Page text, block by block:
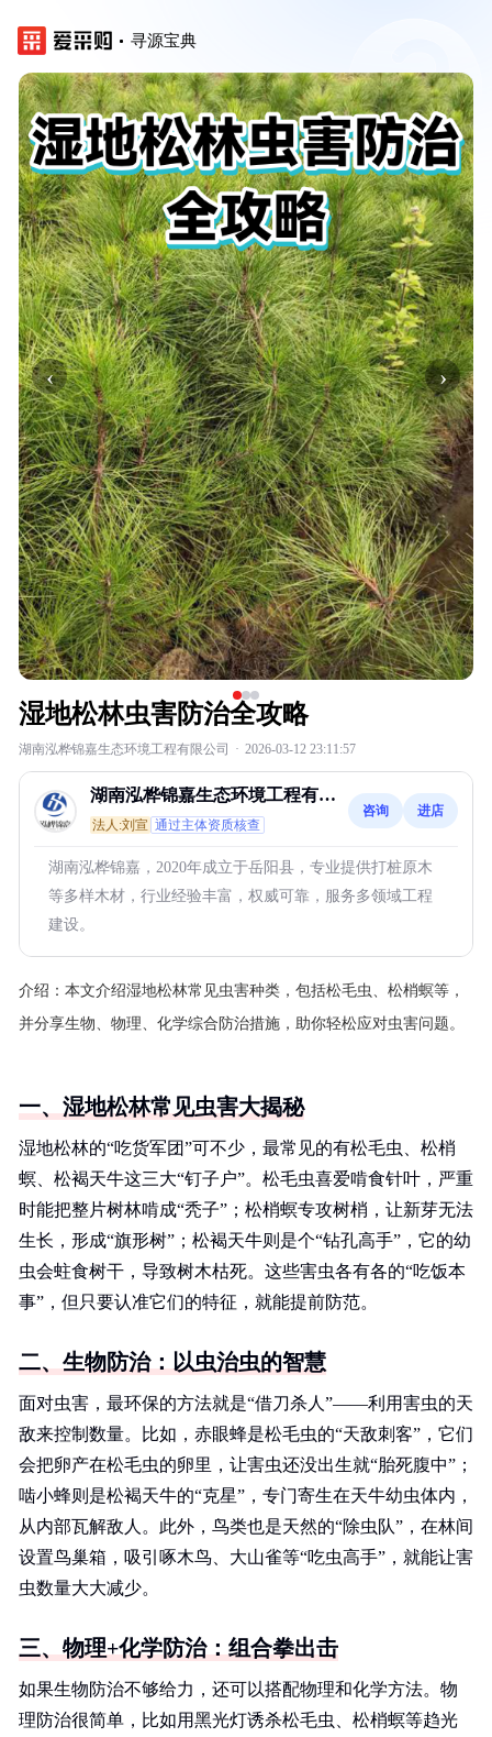
寻源宝典
‹ ›
湿地松林虫害防治全攻略
湖南泓桦锦嘉生态环境工程有限公司 · 2026-03-12 23:11:57
湖南泓桦锦嘉生态环境工程有限
公司
法人:刘宣 通过主体资质核查
咨询 进店
湖南泓桦锦嘉，2020年成立于岳阳县，专业提供打桩原木
等多样木材，行业经验丰富，权威可靠，服务多领域工程
建设。
介绍： 本文介绍湿地松林常见虫害种类，包括松毛虫、松梢螟等，
并分享生物、物理、化学综合防治措施，助你轻松应对虫害问题。
一、湿地松林常见虫害大揭秘
湿地松林的“吃货军团”可不少，最常见的有松毛虫、松梢
螟、松褐天牛这三大“钉子户”。松毛虫喜爱啃食针叶，严重
时能把整片树林啃成“秃子”；松梢螟专攻树梢，让新芽无法
生长，形成“旗形树”；松褐天牛则是个“钻孔高手”，它的幼
虫会蛀食树干，导致树木枯死。这些害虫各有各的“吃饭本
事”，但只要认准它们的特征，就能提前防范。
二、生物防治：以虫治虫的智慧
面对虫害，最环保的方法就是“借刀杀人”——利用害虫的天
敌来控制数量。比如，赤眼蜂是松毛虫的“天敌刺客”，它们
会把卵产在松毛虫的卵里，让害虫还没出生就“胎死腹中”；
啮小蜂则是松褐天牛的“克星”，专门寄生在天牛幼虫体内，
从内部瓦解敌人。此外，鸟类也是天然的“除虫队”，在林间
设置鸟巢箱，吸引啄木鸟、大山雀等“吃虫高手”，就能让害
虫数量大大减少。
三、物理+化学防治：组合拳出击
如果生物防治不够给力，还可以搭配物理和化学方法。物
理防治很简单，比如用黑光灯诱杀松毛虫、松梢螟等趋光